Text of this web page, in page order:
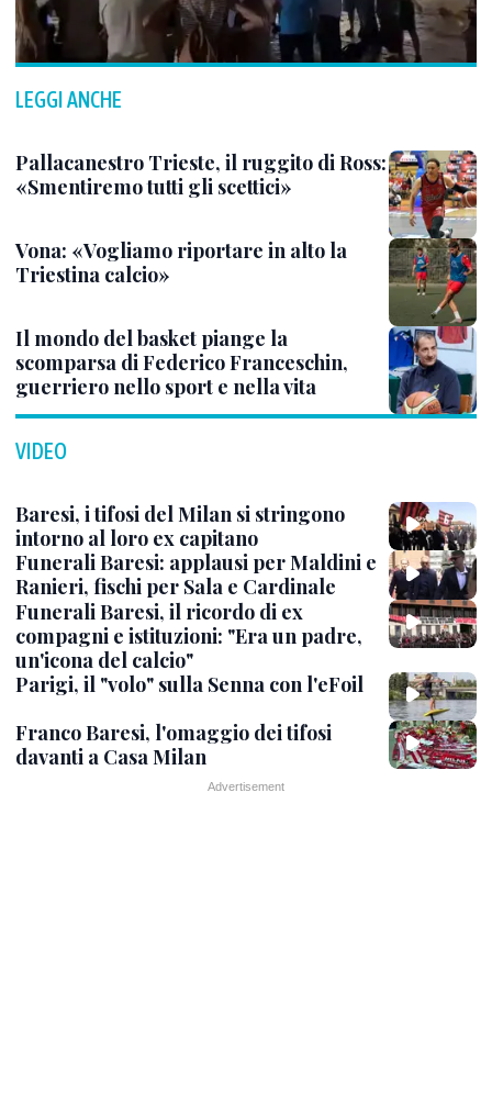
LEGGI ANCHE
Pallacanestro Trieste, il ruggito di Ross:
«Smentiremo tutti gli scettici»
Vona: «Vogliamo riportare in alto la
Triestina calcio»
Il mondo del basket piange la
scomparsa di Federico Franceschin,
guerriero nello sport e nella vita
VIDEO
Baresi, i tifosi del Milan si stringono
intorno al loro ex capitano
Funerali Baresi: applausi per Maldini e
Ranieri, fischi per Sala e Cardinale
Funerali Baresi, il ricordo di ex
compagni e istituzioni: "Era un padre,
un'icona del calcio"
Parigi, il "volo" sulla Senna con l'eFoil
Franco Baresi, l'omaggio dei tifosi
davanti a Casa Milan